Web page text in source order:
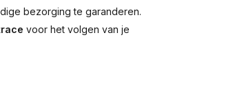
bezorging te garanderen.
voor het volgen van je